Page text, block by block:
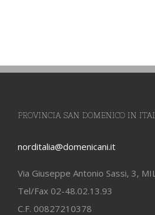
PROVINCIA SAN DOMENICO IN
norditalia@domenicani.it
Via Giuseppe Antonio Sassi, 3,
Tel/Fax 02-48.02.13.93
C.F. 00827210378